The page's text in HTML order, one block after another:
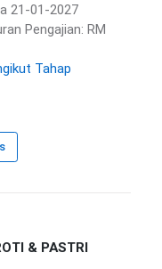
21-01-2027
Pengajian: RM
Tahap
& PASTRI